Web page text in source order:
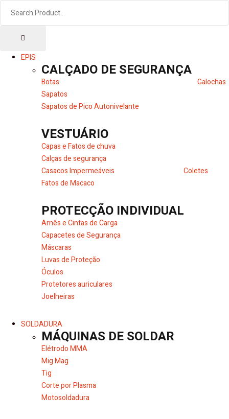
EPIS
CALÇADO DE SEGURANÇA
Botas
Galochas
Sapatos
Sapatos de Pico Autonivelante
VESTUÁRIO
Capas e Fatos de chuva
Calças de segurança
Casacos Impermeáveis
Coletes
Fatos de Macaco
PROTECÇÃO INDIVIDUAL
Arnês e Cintas de Carga
Capacetes de Segurança
Máscaras
Luvas de Proteção
Óculos
Protetores auriculares
Joelheiras
SOLDADURA
MÁQUINAS DE SOLDAR
Elétrodo MMA
Mig Mag
Tig
Corte por Plasma
Motosoldadura